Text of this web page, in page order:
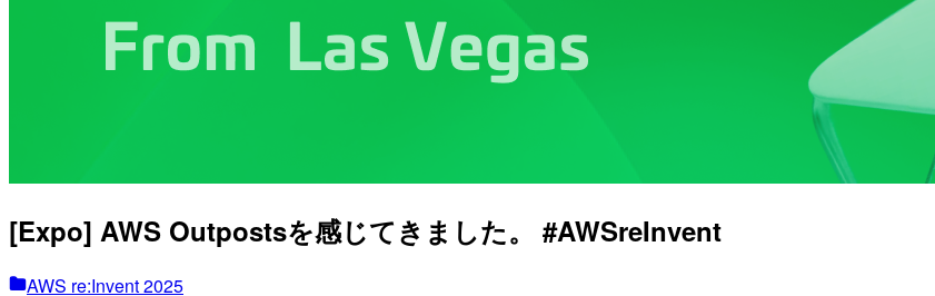
[Expo] AWS Outpostsを感じてきました。 #AWSreInvent
AWS re:Invent 2025